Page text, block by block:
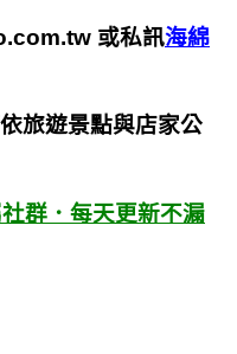
或私訊海綿
旅遊景點與店家公
群．每天更新不漏